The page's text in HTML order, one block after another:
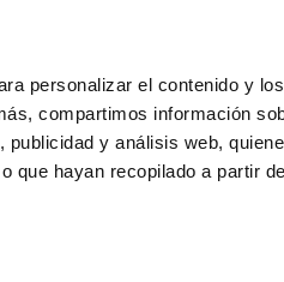
personalizar el contenido y
compartimos información
y análisis web,
que hayan recopilado a partir
Contacta Noticias